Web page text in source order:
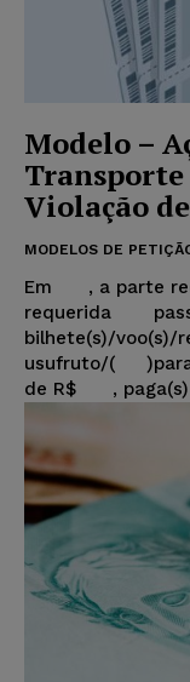
Modelo –
Violação
MODELOS DE
Em , a parte
requerida
bilhete(s)/
usufruto/(
de R$ ,